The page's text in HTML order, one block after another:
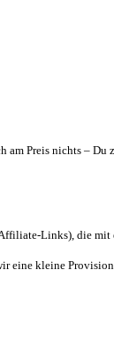
Preis nichts – Du
Links), die
eine kleine